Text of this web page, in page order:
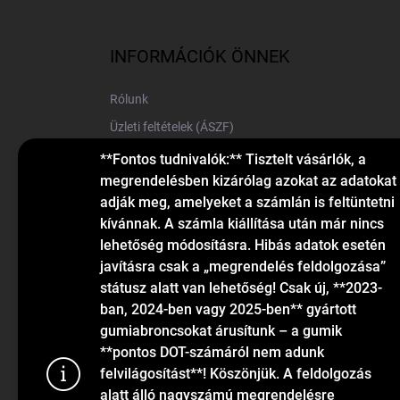
**Fontos tudnivalók:** Tisztelt vásárlók, a
megrendelésben kizárólag azokat az adatokat
adják meg, amelyeket a számlán is feltüntetni
kívánnak. A számla kiállítása után már nincs
lehetőség módosításra. Hibás adatok esetén
javításra csak a „megrendelés feldolgozása”
státusz alatt van lehetőség! Csak új, **2023-
ban, 2024-ben vagy 2025-ben** gyártott
gumiabroncsokat árusítunk – a gumik
**pontos DOT-számáról nem adunk
felvilágosítást**! Köszönjük. A feldolgozás
alatt álló nagyszámú megrendelésre
INFORMÁCIÓK ÖNNEK
Rólunk
Üzleti feltételek (ÁSZF)
Elérhetőségek
Blog
KAPCSOLAT